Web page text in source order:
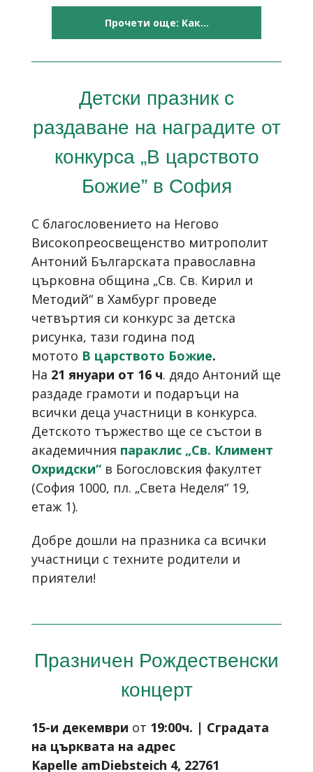
Прочети още: Как...
Детски празник с
раздаване на наградите от
конкурса „В царството
Божие” в София
С благословението на Негово
Високопреосвещенство митрополит
Антоний Българската православна
църковна община „Св. Св. Кирил и
Методий“ в Хамбург проведе
четвъртия си конкурс за детска
рисунка, тази година под
мотото В царството Божие.
На 21 януари от 16 ч. дядо Антоний ще
раздаде грамоти и подаръци на
всички деца участници в конкурса.
Детското тържество ще се състои в
академичния параклис „Св. Климент
Охридски“ в Богословския факултет
(София 1000, пл. „Света Неделя“ 19,
етаж 1).
Добре дошли на празника са всички
участници с техните родители и
приятели!
Празничен Рождественски
концерт
15-и декември от 19:00ч. | Сградата
на църквата на адрес
Kapelle amDiebsteich 4, 22761